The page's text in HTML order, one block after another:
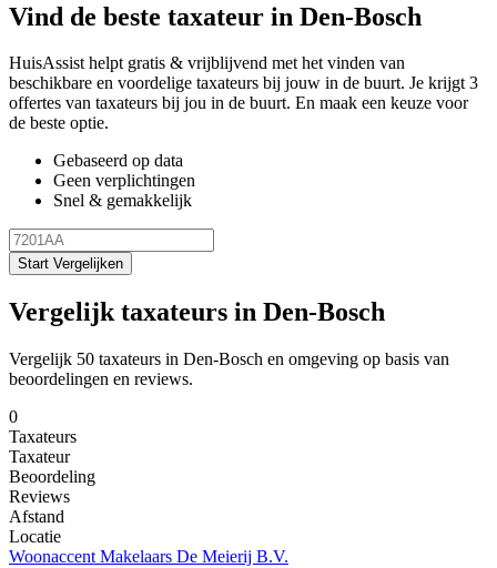
Vind de beste taxateur in Den-Bosch
HuisAssist helpt gratis & vrijblijvend met het vinden van
beschikbare en voordelige taxateurs bij jouw in de buurt. Je krijgt 3
offertes van taxateurs bij jou in de buurt. En maak een keuze voor
de beste optie.
Gebaseerd op data
Geen verplichtingen
Snel & gemakkelijk
Start Vergelijken
Vergelijk taxateurs in Den-Bosch
Vergelijk 50 taxateurs in Den-Bosch en omgeving op basis van
beoordelingen en reviews.
0
Taxateurs
Taxateur
Beoordeling
Reviews
Afstand
Locatie
Woonaccent Makelaars De Meierij B.V.